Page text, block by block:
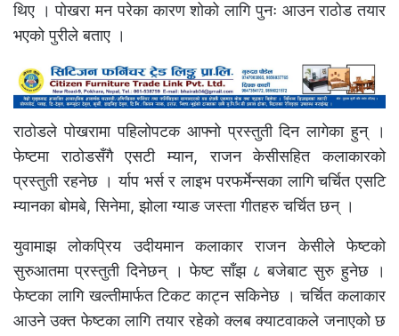
थिए । पोखरा मन परेका कारण शोको लागि पुनः आउन राठोड तयार
भएको पुरीले बताए ।
राठोडले पोखरामा पहिलोपटक आफ्नो प्रस्तुती दिन लागेका हुन् ।
फेष्टमा राठोडसँगै एसटी म्यान, राजन केसीसहित कलाकारको
प्रस्तुती रहनेछ । र्याप भर्स र लाइभ परफर्मेन्सका लागि चर्चित एसटि
म्यानका बोमबे, सिनेमा, झोला ग्याङ जस्ता गीतहरु चर्चित छन् ।
युवामाझ लोकप्रिय उदीयमान कलाकार राजन केसीले फेष्टको
सुरुआतमा प्रस्तुती दिनेछन् । फेष्ट साँझ ८ बजेबाट सुरु हुनेछ ।
फेष्टका लागि खल्तीमार्फत टिकट काट्न सकिनेछ । चर्चित कलाकार
आउने उक्त फेष्टका लागि तयार रहेको क्लब क्याटवाकले जनाएको छ